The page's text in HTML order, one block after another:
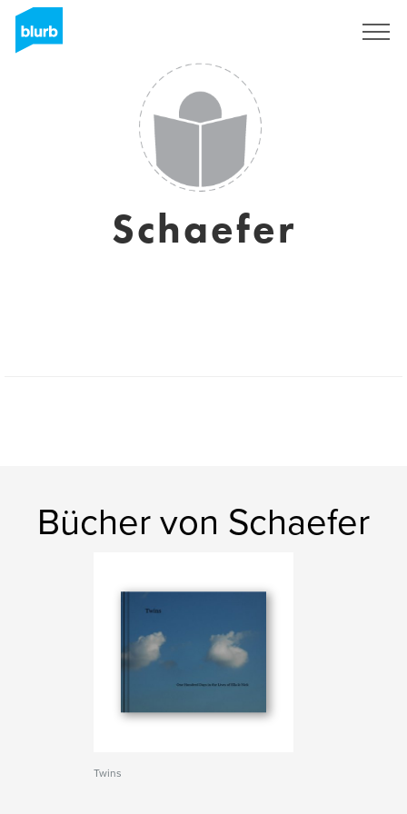
Schaefer
Bücher von Schaefer
Twins